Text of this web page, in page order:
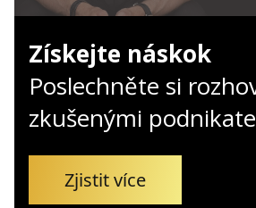
Získejte náskok
Poslechněte si
zkušenými
Zjistit více